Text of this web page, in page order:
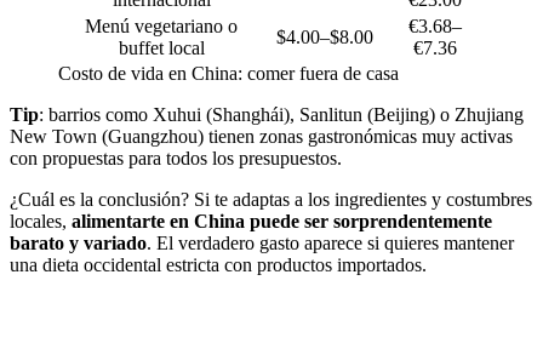
Menú vegetariano o
buffet local
$4.00–$8.00
€3.68–
€7.36
Costo de vida en China: comer fuera de casa
Tip: barrios como Xuhui (Shanghái), Sanlitun (Beijing) o Zhujiang
New Town (Guangzhou) tienen zonas gastronómicas muy activas
con propuestas para todos los presupuestos.
¿Cuál es la conclusión? Si te adaptas a los ingredientes y costumbres
locales, alimentarte en China puede ser sorprendentemente
barato y variado. El verdadero gasto aparece si quieres mantener
una dieta occidental estricta con productos importados.